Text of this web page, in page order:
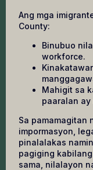
Ang mga
County:
Binubuo
workforce.
Mahigit sa
paaralan ay
Sa pamamagitan
impormasyon,
pinalalakas
pagiging
sama, nilalayon